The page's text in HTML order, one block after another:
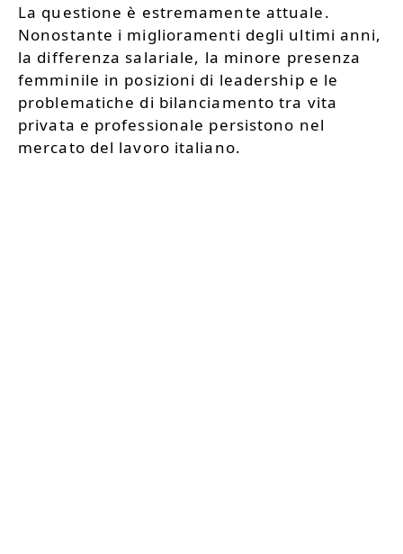
La questione è estremamente attuale.
Nonostante i miglioramenti degli ultimi anni,
la differenza salariale, la minore presenza
femminile in posizioni di leadership e le
problematiche di bilanciamento tra vita
privata e professionale persistono nel
mercato del lavoro italiano.